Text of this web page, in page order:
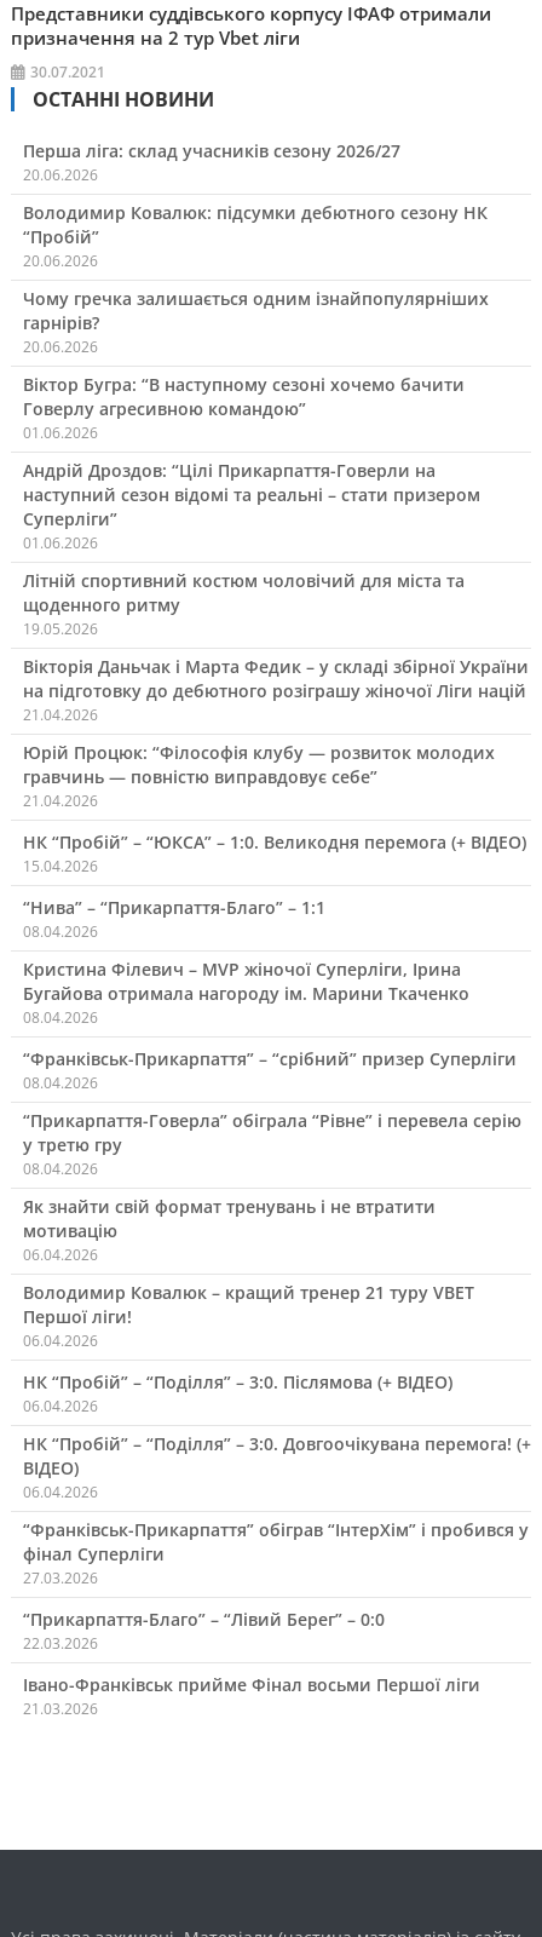
Представники суддівського корпусу ІФАФ отримали
призначення на 2 тур Vbet ліги
30.07.2021
ОСТАННІ НОВИНИ
Перша ліга: склад учасників сезону 2026/27
20.06.2026
Володимир Ковалюк: підсумки дебютного сезону НК
“Пробій”
20.06.2026
Чому гречка залишається одним ізнайпопулярніших
гарнірів?
20.06.2026
Віктор Бугра: “В наступному сезоні хочемо бачити
Говерлу агресивною командою”
01.06.2026
Андрій Дроздов: “Цілі Прикарпаття-Говерли на
наступний сезон відомі та реальні – стати призером
Суперліги”
01.06.2026
Літній спортивний костюм чоловічий для міста та
щоденного ритму
19.05.2026
Вікторія Даньчак і Марта Федик – у складі збірної України
на підготовку до дебютного розіграшу жіночої Ліги націй
21.04.2026
Юрій Процюк: “Філософія клубу — розвиток молодих
гравчинь — повністю виправдовує себе”
21.04.2026
НК “Пробій” – “ЮКСА” – 1:0. Великодня перемога (+ ВІДЕО)
15.04.2026
“Нива” – “Прикарпаття-Благо” – 1:1
08.04.2026
Кристина Філевич – MVP жіночої Суперліги, Ірина
Бугайова отримала нагороду ім. Марини Ткаченко
08.04.2026
“Франківськ-Прикарпаття” – “срібний” призер Суперліги
08.04.2026
“Прикарпаття-Говерла” обіграла “Рівне” і перевела серію
у третю гру
08.04.2026
Як знайти свій формат тренувань і не втратити
мотивацію
06.04.2026
Володимир Ковалюк – кращий тренер 21 туру VBET
Першої ліги!
06.04.2026
НК “Пробій” – “Поділля” – 3:0. Післямова (+ ВІДЕО)
06.04.2026
НК “Пробій” – “Поділля” – 3:0. Довгоочікувана перемога! (+
ВІДЕО)
06.04.2026
“Франківськ-Прикарпаття” обіграв “ІнтерХім” і пробився у
фінал Суперліги
27.03.2026
“Прикарпаття-Благо” – “Лівий Берег” – 0:0
22.03.2026
Івано-Франківськ прийме Фінал восьми Першої ліги
21.03.2026